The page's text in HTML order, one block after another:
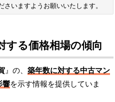
いますようお願いいたします。
する価格相場の傾向
』の、 築年数に対する中古マン
響を示す情報を提供していま